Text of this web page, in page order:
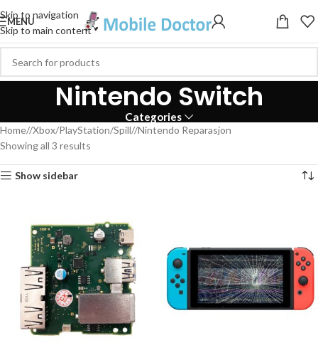
Skip to navigation
Skip to main content
MENU
Nintendo Switch
Categories
Home/ Xbox/PlayStation/Spill/ Nintendo Reparasjon
Showing all 3 results
Show sidebar